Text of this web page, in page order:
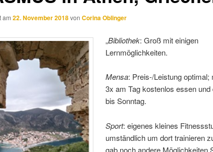
am 22. November 2018von Corina Oblinger
„Bibliothek: Groß mit einigen
Lernmöglichkeiten.
Mensa: Preis-/Leistung optimal;
3x am Tag kostenlos essen
bis Sonntag.
Sport: eigenes kleines
umständlich um dort trainieren
gab noch andere Möglichkeiten